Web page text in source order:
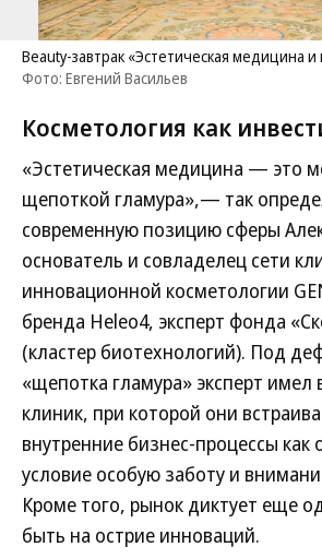
Beauty-завтрак «Эстетическая медицина и
Фото: Евгений Васильев
Косметология как
«Эстетическая медицина — это
щепоткой гламура»,— так
современную позицию сферы
основатель и совладелец сети
инновационной косметологии
бренда Heleo4, эксперт фонда
(кластер биотехнологий). Под
«щепотка гламура» эксперт
клиник, при которой они
внутренние бизнес-процессы как
условие особую заботу и
Кроме того, рынок диктует еще
быть на острие инноваций.